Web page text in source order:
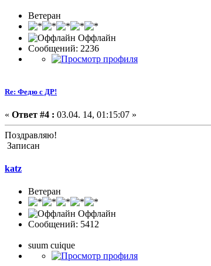
Ветеран
Оффлайн
Сообщений: 2236
Re: Федю с ДР!
« Ответ #4 : 03.04. 14, 01:15:07 »
Поздравляю!
Записан
katz
Ветеран
Оффлайн
Сообщений: 5412
suum cuique